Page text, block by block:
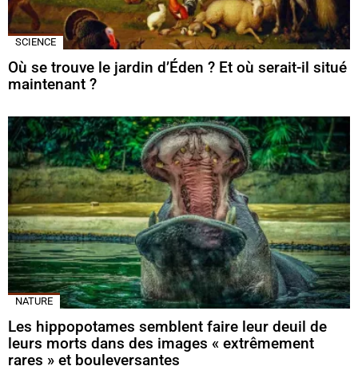
SCIENCE
Où se trouve le jardin d’Éden ? Et où serait-il situé
maintenant ?
NATURE
Les hippopotames semblent faire leur deuil de
leurs morts dans des images « extrêmement
rares » et bouleversantes